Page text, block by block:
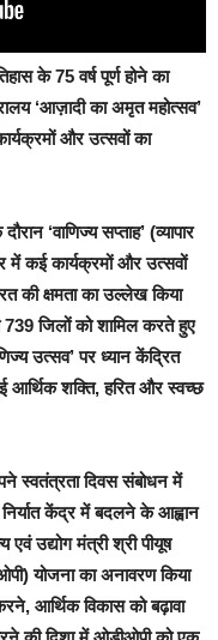
के 75 वर्ष पूर्ण होने का
‘आज़ादी का अमृत महोत्सव’
और उत्‍सवों का
‘वाणिज्‍य सप्ताह’ (व्यापार
में कई कार्यक्रमों और उत्‍सवों
की क्षमता का उल्‍लेख किया
जिलों को शामिल करते हुए
उत्सव’ पर ध्यान केंद्रित
आर्थिक शक्ति, हरित और स्वच्छ
स्वतंत्रता दिवस संबोधन में
केंद्र में बदलने के आह्वान
उद्योग मंत्री श्री पीयूष
योजना का अनावरण किया
आर्थिक विकास को बढ़ावा